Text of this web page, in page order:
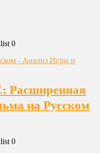
0
Расширенная
на Русском
0